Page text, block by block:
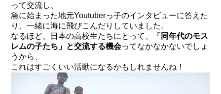
って交流し、
急に始まった地元Youtuberっ子のインタビューに答えた
り、一緒に海に飛びこんだりしていました。
なるほど、日本の高校生たちにとって、
「同年代のモス
レムの子たち」と交流する機会ってなかなかないでしょ
うから、
これはすごくいい活動になるかもしれませんね！